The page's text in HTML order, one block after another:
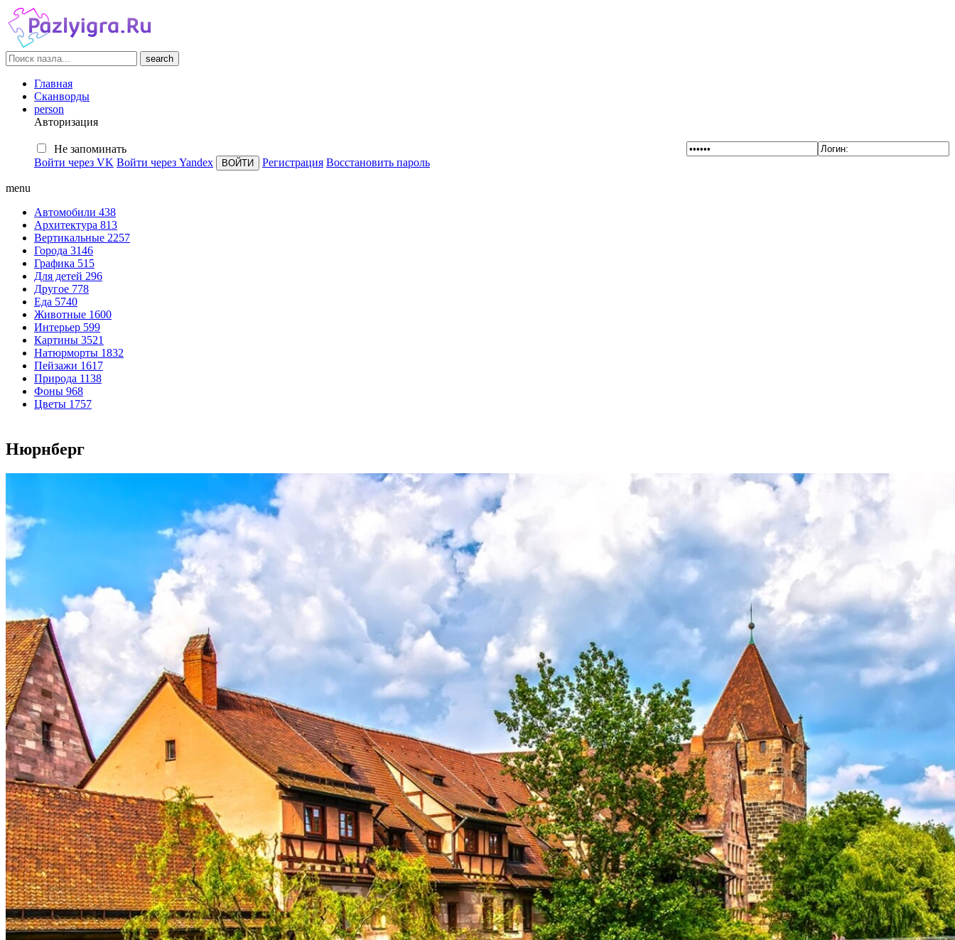
search
Главная
Сканворды
person
Авторизация
Не запоминать
Войти через VK Войти через Yandex Регистрация Восстановить пароль
menu
Автомобили 438
Архитектура 813
Вертикальные 2257
Города 3146
Графика 515
Для детей 296
Другое 778
Еда 5740
Животные 1600
Интерьер 599
Картины 3521
Натюрморты 1832
Пейзажи 1617
Природа 1138
Фоны 968
Цветы 1757
Нюрнберг